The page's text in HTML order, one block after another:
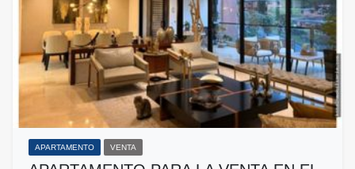
APARTAMENTO VENTA